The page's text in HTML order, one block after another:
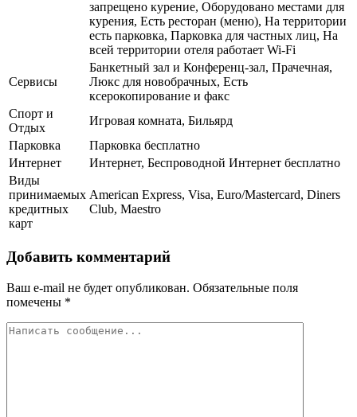
запрещено курение, Оборудовано местами для
курения, Есть ресторан (меню), На территории
есть парковка, Парковка для частных лиц, На
всей территории отеля работает Wi-Fi
Сервисы
Банкетный зал и Конференц-зал, Прачечная,
Люкс для новобрачных, Есть
ксерокопирование и факс
Спорт и
Отдых
Игровая комната, Бильярд
Парковка
Парковка бесплатно
Интернет
Интернет, Беспроводной Интернет бесплатно
Виды
принимаемых
кредитных
карт
American Express, Visa, Euro/Mastercard, Diners
Club, Maestro
Добавить комментарий
Ваш e-mail не будет опубликован. Обязательные поля
помечены *